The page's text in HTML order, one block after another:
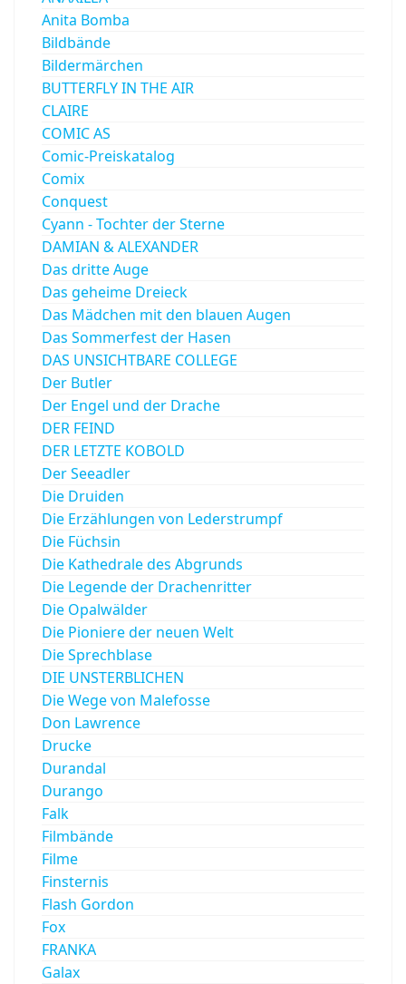
Anita Bomba
Bildbände
Bildermärchen
BUTTERFLY IN THE AIR
CLAIRE
COMIC AS
Comic-Preiskatalog
Comix
Conquest
Cyann - Tochter der Sterne
DAMIAN & ALEXANDER
Das dritte Auge
Das geheime Dreieck
Das Mädchen mit den blauen Augen
Das Sommerfest der Hasen
DAS UNSICHTBARE COLLEGE
Der Butler
Der Engel und der Drache
DER FEIND
DER LETZTE KOBOLD
Der Seeadler
Die Druiden
Die Erzählungen von Lederstrumpf
Die Füchsin
Die Kathedrale des Abgrunds
Die Legende der Drachenritter
Die Opalwälder
Die Pioniere der neuen Welt
Die Sprechblase
DIE UNSTERBLICHEN
Die Wege von Malefosse
Don Lawrence
Drucke
Durandal
Durango
Falk
Filmbände
Filme
Finsternis
Flash Gordon
Fox
FRANKA
Galax